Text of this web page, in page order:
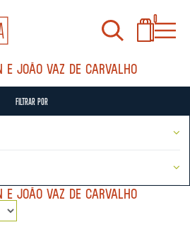
0
e João Vaz de Carvalho
FILTRAR POR
e João Vaz de Carvalho